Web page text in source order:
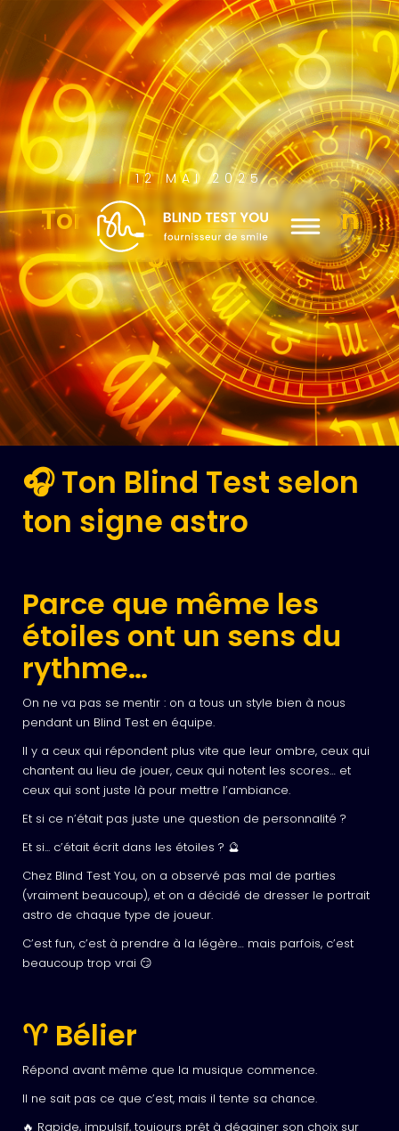
12 MAI 2025
Ton Blind Test selon ton
signe astro
🎧 Ton Blind Test selon
ton signe astro
Parce que même les
étoiles ont un sens du
rythme…
On ne va pas se mentir : on a tous un style bien à nous
pendant un Blind Test en équipe.
Il y a ceux qui répondent plus vite que leur ombre, ceux qui
chantent au lieu de jouer, ceux qui notent les scores… et
ceux qui sont juste là pour mettre l’ambiance.
Et si ce n’était pas juste une question de personnalité ?
Et si... c’était écrit dans les étoiles ? 🔮
Chez Blind Test You, on a observé pas mal de parties
(vraiment beaucoup), et on a décidé de dresser le portrait
astro de chaque type de joueur.
C’est fun, c’est à prendre à la légère… mais parfois, c’est
beaucoup trop vrai 😏
♈ Bélier
Répond avant même que la musique commence.
Il ne sait pas ce que c’est, mais il tente sa chance.
🔥 Rapide, impulsif, toujours prêt à dégainer son choix sur